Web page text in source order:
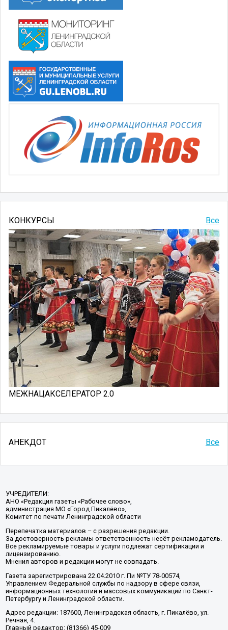
Все
КОНКУРСЫ
МЕЖНАЦАКСЕЛЕРАТОР 2.0
АНЕКДОТ Все
УЧРЕДИТЕЛИ:
АНО «Редакция газеты «Рабочее слово»,
администрация МО «Город Пикалёво»,
Комитет по печати Ленинградской области
Перепечатка материалов – с разрешения редакции.
За достоверность рекламы ответственность несёт рекламодатель.
Все рекламируемые товары и услуги подлежат сертификации и
лицензированию.
Мнения авторов и редакции могут не совпадать.
Газета зарегистрирована 22.04.2010 г. Пи №ТУ 78-00574,
Управлением Федеральной службы по надзору в сфере связи,
информационных технологий и массовых коммуникаций по Санкт-
Петербургу и Ленинградской области.
Адрес редакции: 187600, Ленинградская область, г. Пикалёво, ул.
Речная, 4.
Главный редактор: (81366) 45-009